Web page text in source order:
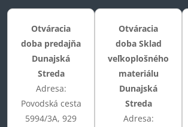
Otváracia
doba predajňa
Dunajská
Streda
Adresa:
Povodská cesta
5994/3A, 929
Otváracia
doba Sklad
veľkoplošného
materiálu
Dunajská
Streda
Adresa: